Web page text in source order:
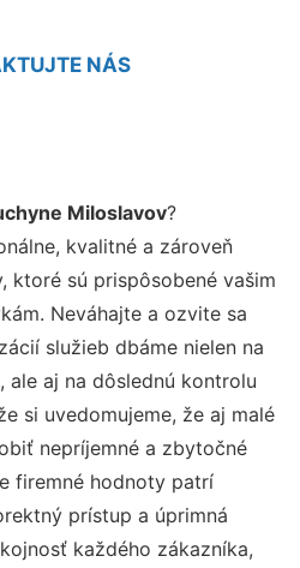
NÁS
Miloslavov?
kvalitné a zároveň
ktoré sú prispôsobené vašim
Neváhajte a ozvite sa
služieb dbáme nielen na
aj na dôslednú kontrolu
si uvedomujeme, že aj malé
nepríjemné a zbytočné
firemné hodnoty patrí
prístup a úprimná
každého zákazníka,